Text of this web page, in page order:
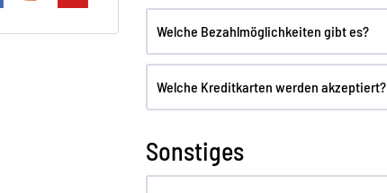
Welche Bezahlmöglichkeiten gibt es?
Welche Kreditkarten werden akzeptiert?
Sonstiges